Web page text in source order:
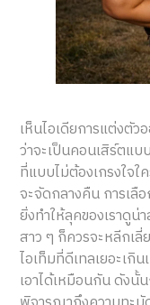
เห็นไอเดียการแต่งตัว
ว่าจะเป็นคอนเสิร์ตแ
ที่แบบไม่ต้องเกรงใจ
จะจัดกลางคืน การเลื
ยิ่งทำให้ลุคของเราดูน่
สาว ๆ ก็ควรจะหลีกเลี่
ไอเท็มที่ดีเทลเยอะเกิ
เอาได้เหมือนกัน ดังนั้